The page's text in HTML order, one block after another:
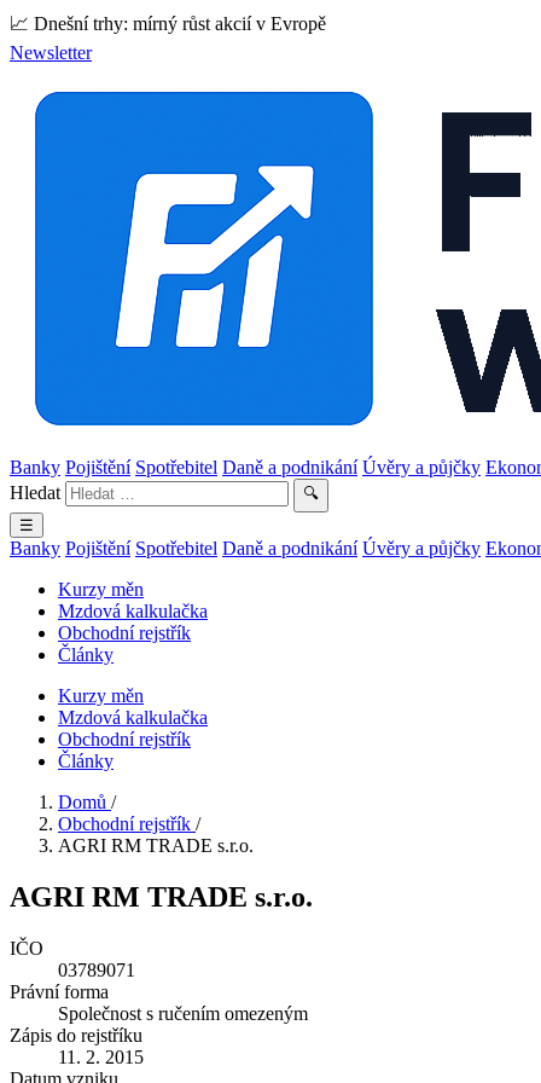
📈 Dnešní trhy: mírný růst akcií v Evropě
Newsletter
Banky Pojištění Spotřebitel Daně a podnikání Úvěry a půjčky
Hledat
🔍
☰
Banky Pojištění Spotřebitel Daně a podnikání Úvěry a půjčky
Kurzy měn
Mzdová kalkulačka
Obchodní rejstřík
Články
Kurzy měn
Mzdová kalkulačka
Obchodní rejstřík
Články
Domů /
Obchodní rejstřík /
AGRI RM TRADE s.r.o.
AGRI RM TRADE s.r.o.
IČO
03789071
Právní forma
Společnost s ručením omezeným
Zápis do rejstříku
11. 2. 2015
Datum vzniku